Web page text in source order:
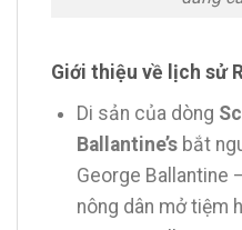
Giới thiệu về lịch sử
Di sản của dòng
Ballantine’sbắt
George Ballantine
nông dân mở tiệm